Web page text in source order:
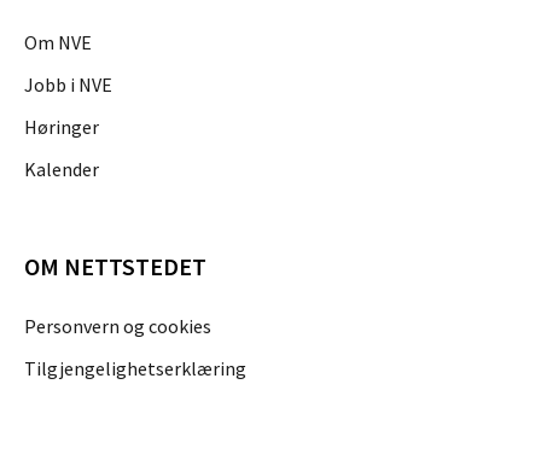
Om NVE
Jobb i NVE
Høringer
Kalender
OM NETTSTEDET
Personvern og cookies
Tilgjengelighetserklæring